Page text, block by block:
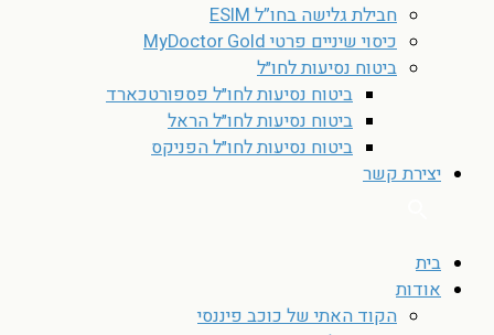
חבילת גלישה בחו”ל ESIM
כיסוי שיניים פרטי MyDoctor Gold
ביטוח נסיעות לחו״ל
ביטוח נסיעות לחו״ל פספורטכארד
ביטוח נסיעות לחו״ל הראל
ביטוח נסיעות לחו״ל הפניקס
יצירת קשר
בית
אודות
הקוד האתי של כוכב פיננסי